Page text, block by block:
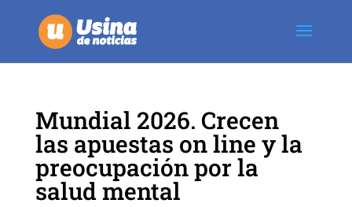
Mundial 2026. Crecen
las apuestas on line y la
preocupación por la
salud mental